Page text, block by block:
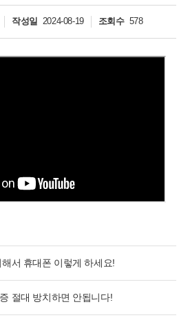
작성일 2024-08-19 조회수 578
서 휴대폰 이렇게 하세요!
절대 방치하면 안됩니다!
로 준수하고 있습니다. 연세바로척병원
떠한 용도와 방식으로 이용되고 있으며